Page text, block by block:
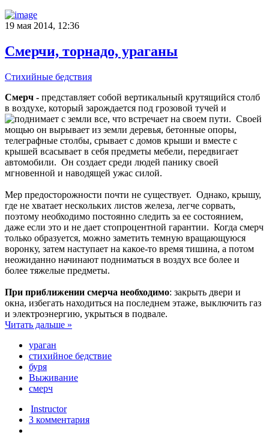
19 мая 2014, 12:36
Смерчи, торнадо, ураганы
Стихийные бедствия
Смерч - представляет собой вертикальный крутящийся столб
в воздухе, который зарождается под грозовой тучей и
поднимает с земли все, что встречает на своем пути. Своей
мощью он вырывает из земли деревья, бетонные опоры,
телеграфные столбы, срывает с домов крыши и вместе с
крышей всасывает в себя предметы мебели, передвигает
автомобили. Он создает среди людей панику своей
мгновенной и наводящей ужас силой.
Мер предосторожности почти не существует. Однако, крышу,
где не хватает нескольких листов железа, легче сорвать,
поэтому необходимо постоянно следить за ее состоянием,
даже если это и не дает стопроцентной гарантии. Когда смерч
только образуется, можно заметить темную вращающуюся
воронку, затем наступает на какое-то время тишина, а потом
неожиданно начинают подниматься в воздух все более и
более тяжелые предметы.
При приближении смерча необходимо: закрыть двери и
окна, избегать находиться на последнем этаже, выключить газ
и электроэнергию, укрыться в подвале.
Читать дальше »
ураган
стихийное бедствие
буря
Выживание
смерч
Instructor
3 комментария